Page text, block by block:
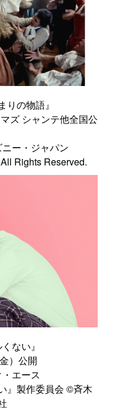
りの物語』
ズ シャンテ他全国公
ー・ジャパン
Rights Reserved.
ない』
）公開
エース
』製作委員会 ©斉木